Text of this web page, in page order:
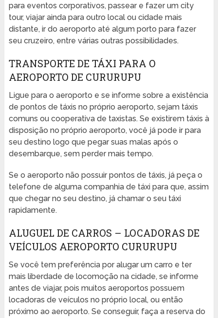
para eventos corporativos, passear e fazer um city
tour, viajar ainda para outro local ou cidade mais
distante, ir do aeroporto até algum porto para fazer
seu cruzeiro, entre várias outras possibilidades.
TRANSPORTE DE TÁXI PARA O
AEROPORTO DE CURURUPU
Ligue para o aeroporto e se informe sobre a existência
de pontos de táxis no próprio aeroporto, sejam táxis
comuns ou cooperativa de taxistas. Se existirem táxis à
disposição no próprio aeroporto, você já pode ir para
seu destino logo que pegar suas malas após o
desembarque, sem perder mais tempo.
Se o aeroporto não possuir pontos de táxis, já peça o
telefone de alguma companhia de táxi para que, assim
que chegar no seu destino, já chamar o seu táxi
rapidamente.
ALUGUEL DE CARROS – LOCADORAS DE
VEÍCULOS AEROPORTO CURURUPU
Se você tem preferência por alugar um carro e ter
mais liberdade de locomoção na cidade, se informe
antes de viajar, pois muitos aeroportos possuem
locadoras de veículos no próprio local, ou então
próximo ao aeroporto. Se conseguir, faça a reserva do